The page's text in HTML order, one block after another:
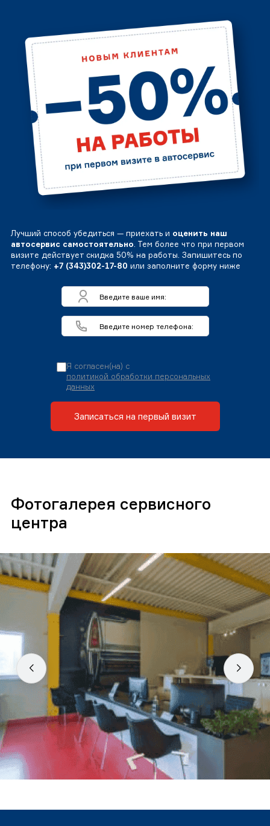
Лучший способ убедиться — приехать и оценить наш
автосервис самостоятельно. Тем более что при первом
визите действует скидка 50% на работы. Запишитесь по
телефону: +7 (343)302-17-80 или заполните форму ниже
Я согласен(на) с
политикой обработки персональных
данных
Записаться на первый визит
Фотогалерея сервисного
центра